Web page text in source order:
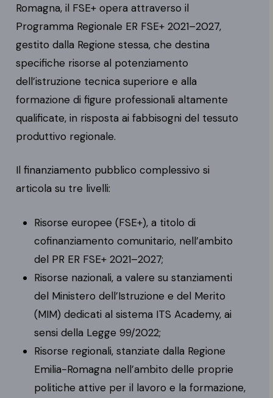
Romagna, il FSE+ opera attraverso il
Programma Regionale ER FSE+ 2021–2027,
gestito dalla Regione stessa, che destina
specifiche risorse al potenziamento
dell’istruzione tecnica superiore e alla
formazione di figure professionali altamente
qualificate, in risposta ai fabbisogni del tessuto
produttivo regionale.
Il finanziamento pubblico complessivo si
articola su tre livelli:
Risorse europee (FSE+), a titolo di
cofinanziamento comunitario, nell’ambito
del PR ER FSE+ 2021–2027;
Risorse nazionali, a valere su stanziamenti
del Ministero dell’Istruzione e del Merito
(MIM) dedicati al sistema ITS Academy, ai
sensi della Legge 99/2022;
Risorse regionali, stanziate dalla Regione
Emilia-Romagna nell’ambito delle proprie
politiche attive per il lavoro e la formazione,